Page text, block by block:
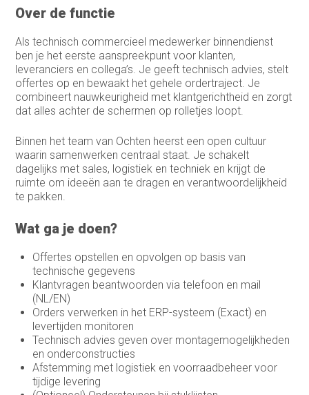
Over de functie
Als technisch commercieel medewerker binnendienst
ben je het eerste aanspreekpunt voor klanten,
leveranciers en collega’s. Je geeft technisch advies, stelt
offertes op en bewaakt het gehele ordertraject. Je
combineert nauwkeurigheid met klantgerichtheid en zorgt
dat alles achter de schermen op rolletjes loopt.
Binnen het team van Ochten heerst een open cultuur
waarin samenwerken centraal staat. Je schakelt
dagelijks met sales, logistiek en techniek en krijgt de
ruimte om ideeën aan te dragen en verantwoordelijkheid
te pakken.
Wat ga je doen?
Offertes opstellen en opvolgen op basis van
technische gegevens
Klantvragen beantwoorden via telefoon en mail
(NL/EN)
Orders verwerken in het ERP-systeem (Exact) en
levertijden monitoren
Technisch advies geven over montagemogelijkheden
en onderconstructies
Afstemming met logistiek en voorraadbeheer voor
tijdige levering
Service Coördinator
Systeem & Applicatiebeheerder
Systeembeheerder
technisch commercieel adviseur
Technisch Commercieel Medewerker
Binnendienst
Vertegenwoordiger
Vertegenwoordiger buitendienst
Warehouse manager